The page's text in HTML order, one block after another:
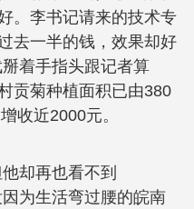
。李书记请来的技术专
去一半的钱，效果却好
着手指头跟记者算
贡菊种植面积已由380
收近2000元。
却再也看不到
为生活弯过腰的皖南